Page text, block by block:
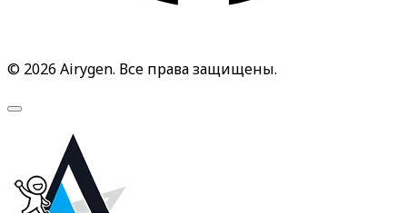
© 2026 Airygen. Все права защищены.